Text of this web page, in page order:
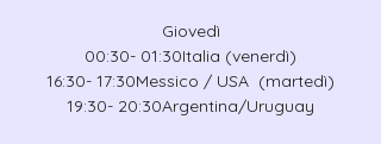
Giovedì
00:30- 01:30Italia (venerdì)
16:30- 17:30Messico / USA (martedì)
19:30- 20:30Argentina/Uruguay